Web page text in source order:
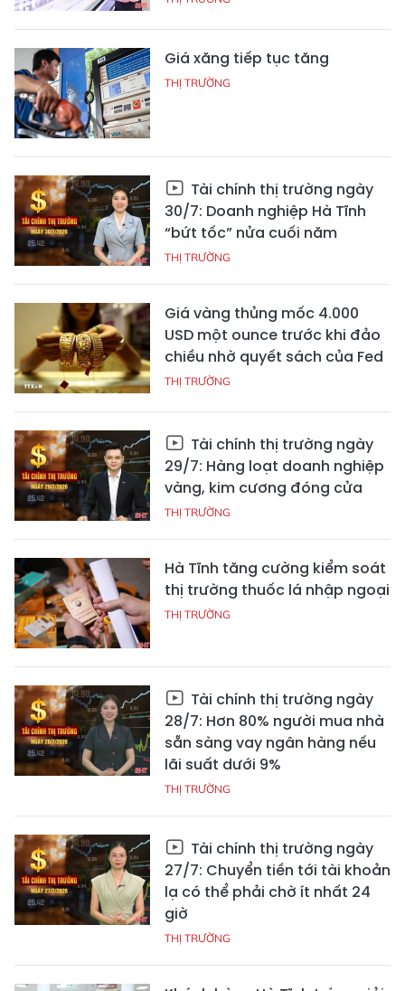
Giá xăng tiếp tục tăng
THỊ TRƯỜNG
Tài chính thị trường ngày
30/7: Doanh nghiệp Hà Tĩnh
“bứt tốc” nửa cuối năm
THỊ TRƯỜNG
Giá vàng thủng mốc 4.000
USD một ounce trước khi đảo
chiều nhờ quyết sách của Fed
THỊ TRƯỜNG
Tài chính thị trường ngày
29/7: Hàng loạt doanh nghiệp
vàng, kim cương đóng cửa
THỊ TRƯỜNG
Hà Tĩnh tăng cường kiểm soát
thị trường thuốc lá nhập ngoại
THỊ TRƯỜNG
Tài chính thị trường ngày
28/7: Hơn 80% người mua nhà
sẵn sàng vay ngân hàng nếu
lãi suất dưới 9%
THỊ TRƯỜNG
Tài chính thị trường ngày
27/7: Chuyển tiền tới tài khoản
lạ có thể phải chờ ít nhất 24
giờ
THỊ TRƯỜNG